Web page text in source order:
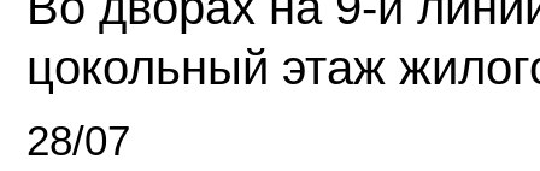
цокольный этаж
28/07